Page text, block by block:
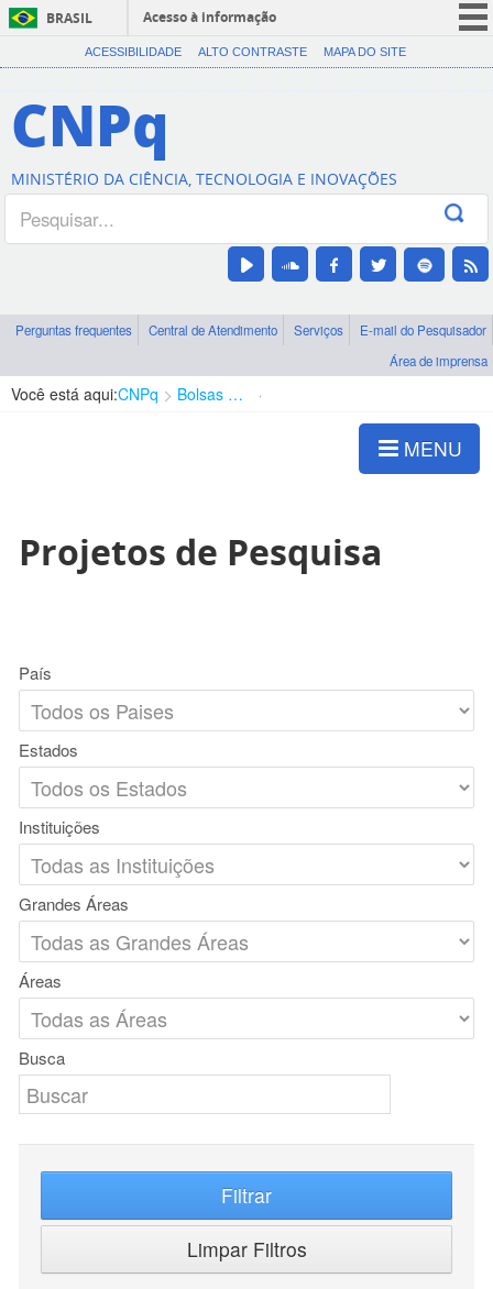
BRASIL
Acesso à informação
CORONAVÍRUS (COVID-19)
Canais
ACESSIBILIDADE ALTO CONTRASTE MAPA DO SITE
CNPq
MINISTÉRIO DA CIÊNCIA, TECNOLOGIA E INOVAÇÕES
Perguntas frequentes Central de Atendimento Serviços
E-mail do Pesquisador
Área de imprensa
Você está aqui:CNPq Bolsas e Auxílios Vigentes
MENU
Projetos de Pesquisa
País
Estados
Instituições
Grandes Áreas
Áreas
Busca
Filtrar
Limpar Filtros